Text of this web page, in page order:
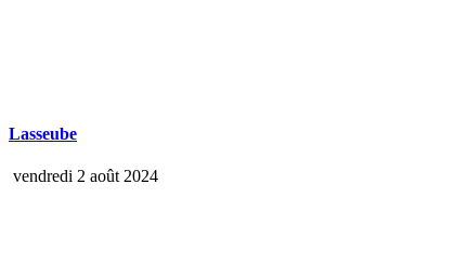
Lasseube
vendredi 2 août 2024